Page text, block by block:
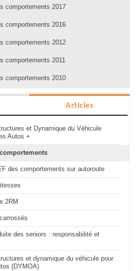
comportements 2017
comportements 2016
comportements 2012
comportements 2011
comportements 2010
Articles
et Dynamique du Véhicule
Autos +
des comportements sur autoroute
2RM
des seniors : responsabilité et
et dynamique du véhicule pour
(DYMOA)